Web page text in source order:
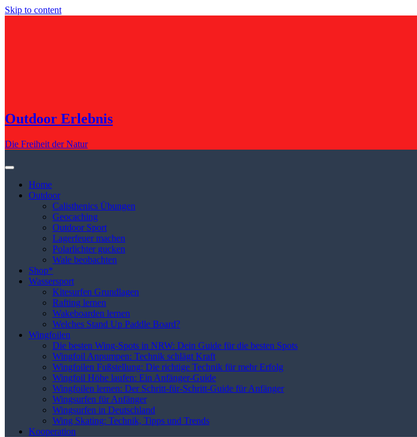
Skip to content
Outdoor Erlebnis
Die Freiheit der Natur
Home
Outdoor
Calisthenics Übungen
Geocaching
Outdoor Sport
Lagerfeuer machen
Polarlichter gucken
Wale beobachten
Shop*
Wassersport
Kitesurfen Grundlagen
Rafting lernen
Wakeboarden lernen
Welches Stand Up Paddle Board?
Wingfoilen
Die besten Wing-Spots in NRW: Dein Guide für die besten Spots
Wingfoil Anpumpen: Technik schlägt Kraft
Wingfoilen Fußstellung: Die richtige Technik für mehr Erfolg
Wingfoil Höhe laufen: Ein Anfänger-Guide
Wingfoilen lernen: Der Schritt-für-Schritt-Guide für Anfänger
Wingsurfen für Anfänger
Wingsurfen in Deutschland
Wing Skating: Technik, Tipps und Trends
Kooperation